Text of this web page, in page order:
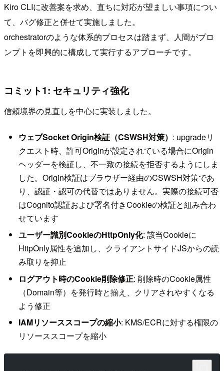
Kiro CLIに改善案を求め、直ちに対応が望ましい事項につい
て、バグ修正と併せて実施しました。
orchestratorのような体系的プロセスは踏まず、人間がプロ
ンプトを即興的に構成して実行するアプローチです。
コミット1: セキュリティ強化
信頼境界の見直しを中心に実装しました。
ウェブSocket Origin検証（CSWSH対策） : upgradeリ
クエスト時、許可Originが設定されている場合にOrigin
ヘッダーを検証し、不一致の接続を拒否するようにしま
した。Origin検証はブラウザー経由のCSWSH対策であ
り、認証・認可の代替ではありません。実際の接続可否
はCognito認証および署名付きCookieの検証と組み合わ
せています
ユーザー識別CookieのHttpOnly化: 該当Cookieに
HttpOnly属性を追加し、クライアントサイドJSからの読
み取りを抑止
ログアウト時のCookie削除修正: 削除時のCookie属性
（Domain等）を発行時と揃え、クリアされやすくなる
よう修正
IAMリソーススコープの縮小: KMS/ECRに対する権限の
リソーススコープを縮小